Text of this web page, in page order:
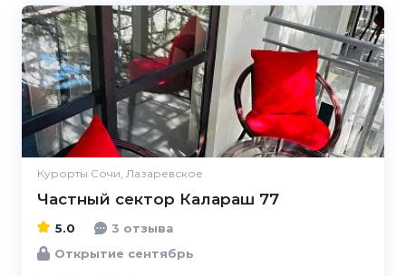
Курорты Сочи, Лазаревское
Частный сектор Калараш 77
5.0
5.0
3 отзыва
Открытие сентябрь